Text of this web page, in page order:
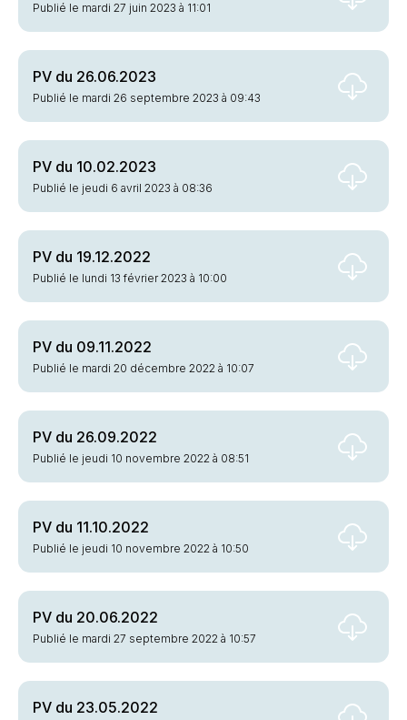
Publié le mardi 27 juin 2023 à 11:01
PV du 26.06.2023
Publié le mardi 26 septembre 2023 à 09:43
PV du 10.02.2023
Publié le jeudi 6 avril 2023 à 08:36
PV du 19.12.2022
Publié le lundi 13 février 2023 à 10:00
PV du 09.11.2022
Publié le mardi 20 décembre 2022 à 10:07
PV du 26.09.2022
Publié le jeudi 10 novembre 2022 à 08:51
PV du 11.10.2022
Publié le jeudi 10 novembre 2022 à 10:50
PV du 20.06.2022
Publié le mardi 27 septembre 2022 à 10:57
PV du 23.05.2022